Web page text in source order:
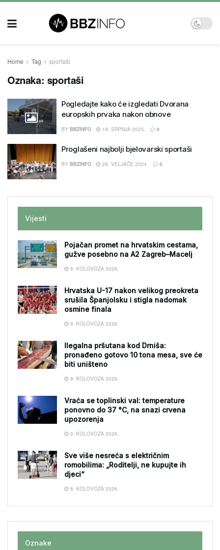
Home Tag sportaši
Oznaka: sportaši
Pogledajte kako će izgledati Dvorana
europskih prvaka nakon obnove
BY BBZINFO 18. SRPNJA 2025. 0
Proglašeni najbolji bjelovarski sportaši
BY BBZINFO 28. VELJAČE 2024. 0
Vijesti
Pojačan promet na hrvatskim cestama,
gužve posebno na A2 Zagreb–Macelj
9. KOLOVOZA 2026.
Hrvatska U-17 nakon velikog preokreta
srušila Španjolsku i stigla nadomak
osmine finala
9. KOLOVOZA 2026.
Ilegalna pršutana kod Drniša:
pronađeno gotovo 10 tona mesa, sve će
biti uništeno
9. KOLOVOZA 2026.
Vraća se toplinski val: temperature
ponovno do 37 °C, na snazi crvena
upozorenja
9. KOLOVOZA 2026.
Sve više nesreća s električnim
romobilima: „Roditelji, ne kupujte ih
djeci“
8. KOLOVOZA 2026.
Oznake